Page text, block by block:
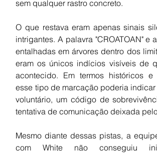
sem qualquer rastro concreto.
O que restava eram apenas sinais
intrigantes. A palavra "CROATOAN" e
entalhadas em árvores dentro dos
eram os únicos indícios visíveis de
acontecido. Em termos históricos e
esse tipo de marcação poderia
voluntário, um código de
tentativa de comunicação deixada
Mesmo diante dessas pistas, a
com White não conseguiu